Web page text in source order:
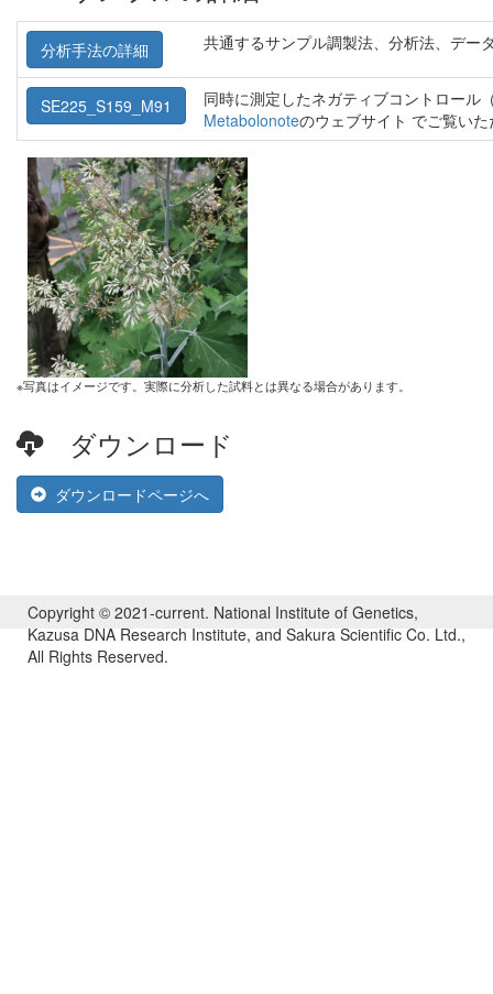
分析手法の詳細 共通するサンプル調製法、分析法、デー
SE225_S159_M91
同時に測定したネガティブコントロール
Metabolonoteのウェブサイト でご覧い
※写真はイメージです。実際に分析した試料とは異なる場合があります。
ダウンロード
ダウンロードページへ
Copyright © 2021-current. National Institute of Genetics,
Kazusa DNA Research Institute, and Sakura Scientific Co. Ltd.,
All Rights Reserved.